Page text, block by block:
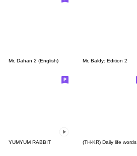
Mr. Dahan 2 (English) Mr. Baldy: Edition 2
YUMYUM RABBIT (TH-KR) Daily life words